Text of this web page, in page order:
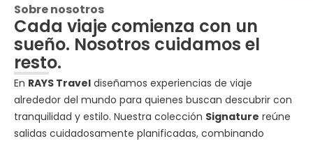
Sobre nosotros
Cada viaje comienza con un
sueño. Nosotros cuidamos el
resto.
En RAYS Travel diseñamos experiencias de viaje
alrededor del mundo para quienes buscan descubrir con
tranquilidad y estilo. Nuestra colección Signature reúne
salidas cuidadosamente planificadas, combinando